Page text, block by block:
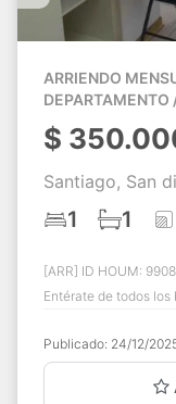
ARRIENDO
DEPARTAMENTO
$
Santiago, San
1 1
[ARR] ID HOUM:
Entérate de todos
Publicado: 24/12/